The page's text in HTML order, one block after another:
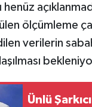
ölçümleme
verilerin
Ünlü